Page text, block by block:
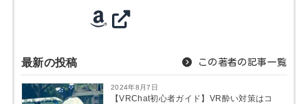
最新の投稿 この著者の記事一覧
2024年8月7日
【VRChat初心者ガイド】VR酔い対策はコ